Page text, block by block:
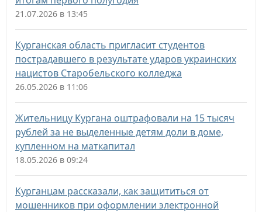
21.07.2026 в 13:45
Курганская область пригласит студентов
пострадавшего в результате ударов украинских
нацистов Старобельского колледжа
26.05.2026 в 11:06
Жительницу Кургана оштрафовали на 15 тысяч
рублей за не выделенные детям доли в доме,
купленном на маткапитал
18.05.2026 в 09:24
Курганцам рассказали, как защититься от
мошенников при оформлении электронной